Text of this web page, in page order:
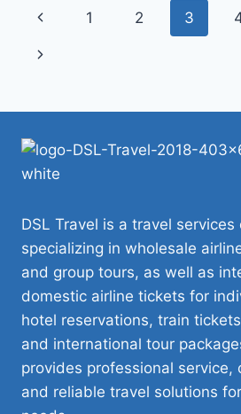
Page
navigation
Previous
Page
1 2 3
Next
DSL Travel is a travel services
specializing in wholesale
and group tours, as well as
domestic airline tickets for
hotel reservations, train
and international tour
provides professional service,
and reliable travel solutions